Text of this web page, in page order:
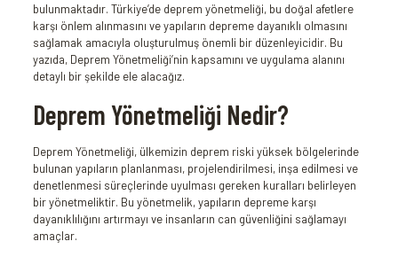
bulunmaktadır. Türkiye’de deprem yönetmeliği, bu doğal afetlere
karşı önlem alınmasını ve yapıların depreme dayanıklı olmasını
sağlamak amacıyla oluşturulmuş önemli bir düzenleyicidir. Bu
yazıda, Deprem Yönetmeliği’nin kapsamını ve uygulama alanını
detaylı bir şekilde ele alacağız.
Deprem Yönetmeliği Nedir?
Deprem Yönetmeliği, ülkemizin deprem riski yüksek bölgelerinde
bulunan yapıların planlanması, projelendirilmesi, inşa edilmesi ve
denetlenmesi süreçlerinde uyulması gereken kuralları belirleyen
bir yönetmeliktir. Bu yönetmelik, yapıların depreme karşı
dayanıklılığını artırmayı ve insanların can güvenliğini sağlamayı
amaçlar.